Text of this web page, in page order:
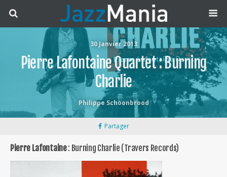
30 Janvier 2013
Pierre Lafontaine Quartet : Burning
Charlie
Philippe Schoonbrood
Partager
Pierre Lafontaine: Burning Charlie (Travers Records)